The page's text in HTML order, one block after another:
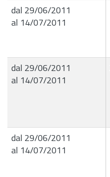
dal 29/06/2011
al 14/07/2011
dal 29/06/2011
al 14/07/2011
dal 29/06/2011
al 14/07/2011